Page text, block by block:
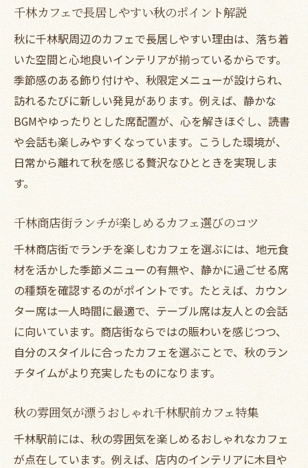
千林カフェで長居しやすい秋のポイント解説
秋に千林駅周辺のカフェで長居しやすい理由は、落ち着
いた空間と心地良いインテリアが揃っているからです。
季節感のある飾り付けや、秋限定メニューが設けられ、
訪れるたびに新しい発見があります。例えば、静かな
BGMやゆったりとした席配置が、心を解きほぐし、読書
や会話も楽しみやすくなっています。こうした環境が、
日常から離れて秋を感じる贅沢なひとときを実現しま
す。
千林商店街ランチが楽しめるカフェ選びのコツ
千林商店街でランチを楽しむカフェを選ぶには、地元食
材を活かした季節メニューの有無や、静かに過ごせる席
の種類を確認するのがポイントです。たとえば、カウン
ター席は一人時間に最適で、テーブル席は友人との会話
に向いています。商店街ならではの賑わいを感じつつ、
自分のスタイルに合ったカフェを選ぶことで、秋のラン
チタイムがより充実したものになります。
秋の雰囲気が漂うおしゃれ千林駅前カフェ特集
千林駅前には、秋の雰囲気を楽しめるおしゃれなカフェ
が点在しています。例えば、店内のインテリアに木目や